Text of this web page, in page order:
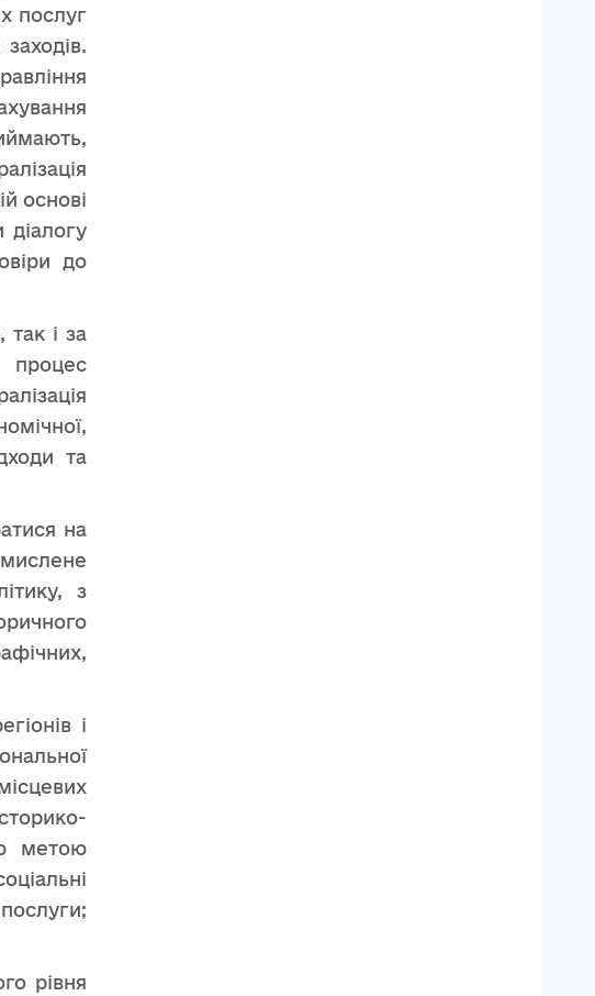
послуг
основі
діалогу
до
так і за
процес
та
на
з
і
метою
рівня